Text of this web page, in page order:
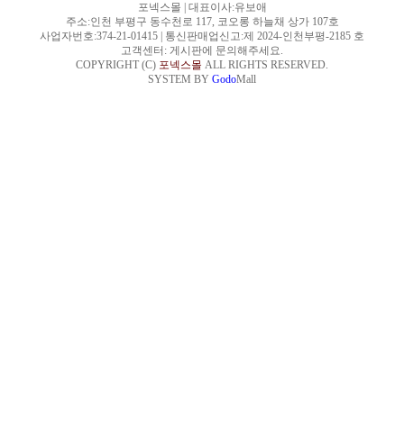
포넥스몰
대표이사:유보애
주소:인천 부평구 동수천로 117, 코오롱 하늘채 상가 107호
사업자번호:374-21-01415
통신판매업신고:제 2024-인천부평-2185 호
고객센터: 게시판에 문의해주세요.
COPYRIGHT (C) 포넥스몰 ALL RIGHTS RESERVED.
SYSTEM BY GodoMall